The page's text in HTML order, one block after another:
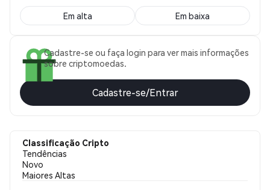
Em alta Em baixa
Cadastre-se ou faça login para ver mais informações
sobre criptomoedas.
Cadastre-se/Entrar
Classificação Cripto
Tendências
Novo
Maiores Altas